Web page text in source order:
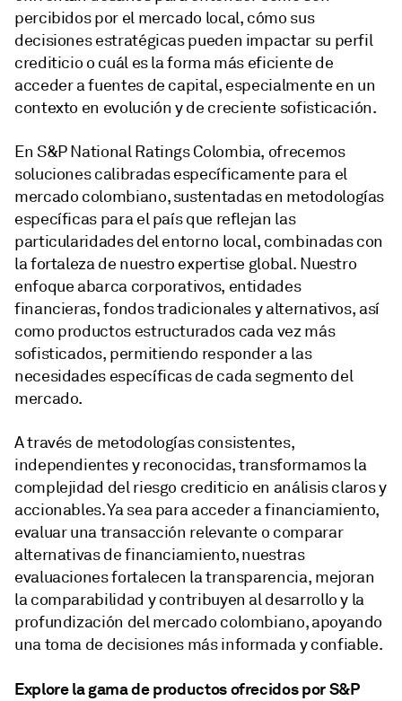
percibidos por el mercado local, cómo sus
decisiones estratégicas pueden impactar su perfil
crediticio o cuál es la forma más eficiente de
acceder a fuentes de capital, especialmente en un
contexto en evolución y de creciente sofisticación.
En S&P National Ratings Colombia, ofrecemos
soluciones calibradas específicamente para el
mercado colombiano, sustentadas en metodologías
específicas para el país que reflejan las
particularidades del entorno local, combinadas con
la fortaleza de nuestro expertise global. Nuestro
enfoque abarca corporativos, entidades
financieras, fondos tradicionales y alternativos, así
como productos estructurados cada vez más
sofisticados, permitiendo responder a las
necesidades específicas de cada segmento del
mercado.
A través de metodologías consistentes,
independientes y reconocidas, transformamos la
complejidad del riesgo crediticio en análisis claros y
accionables. Ya sea para acceder a financiamiento,
evaluar una transacción relevante o comparar
alternativas de financiamiento, nuestras
evaluaciones fortalecen la transparencia, mejoran
la comparabilidad y contribuyen al desarrollo y la
profundización del mercado colombiano, apoyando
una toma de decisiones más informada y confiable.
Explore la gama de productos ofrecidos por S&P